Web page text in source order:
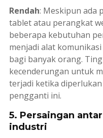
Rendah: Meskipun ada
tablet atau perangkat
beberapa kebutuhan
menjadi alat
bagi banyak orang.
kecenderungan untuk
terjadi ketika
pengganti ini.
5. Persaingan
industri